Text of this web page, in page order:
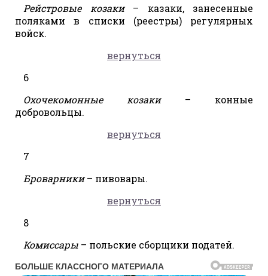
Рейстровые козаки– казаки, занесенные
поляками в списки (реестры) регулярных
войск.
вернуться
6
Охочекомонные козаки– конные
добровольцы.
вернуться
7
Броварники– пивовары.
вернуться
8
Комиссары – польские сборщики податей.